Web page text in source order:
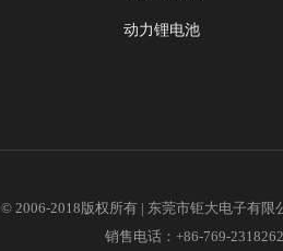
动力锂电池
© 2006-2018版权所有 | 东莞市钜大电子有
销售电话：+86-769-